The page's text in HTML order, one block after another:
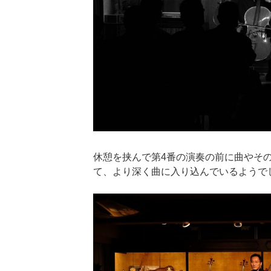
休憩を挟んで第4番の演奏の前に曲やそ
て、より深く曲に入り込んでいるようで